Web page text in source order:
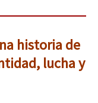
historia de
lucha y